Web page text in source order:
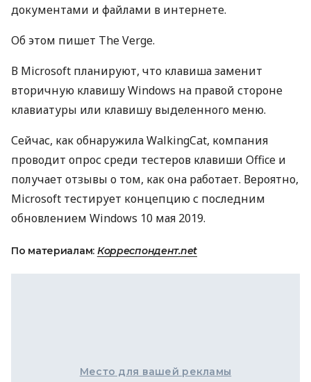
документами и файлами в интернете.
Об этом пишет The Verge.
В Microsoft планируют, что клавиша заменит
вторичную клавишу Windows на правой стороне
клавиатуры или клавишу выделенного меню.
Сейчас, как обнаружила WalkingCat, компания
проводит опрос среди тестеров клавиши Office и
получает отзывы о том, как она работает. Вероятно,
Microsoft тестирует концепцию с последним
обновлением Windows 10 мая 2019.
По материалам: Корреспондент.net
Место для вашей рекламы